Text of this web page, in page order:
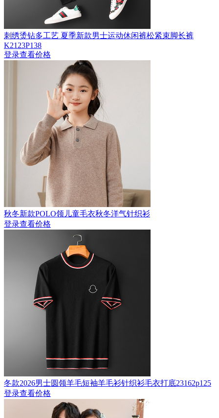
刺绣烫钻多工艺 夏季新款男士运动休闲裤松紧束脚长裤
K2123P138
登录查看价格
秋冬新款POLO领儿童毛衣秋冬洋气针织衫
登录查看价格
冬款2026男士圆领羊毛短袖羊毛衫针织衫毛衣打底23162p125
登录查看价格